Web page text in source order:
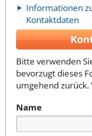
Informationen
Kontaktdaten
Bitte verwenden
bevorzugt dieses
umgehend zurück.
Name